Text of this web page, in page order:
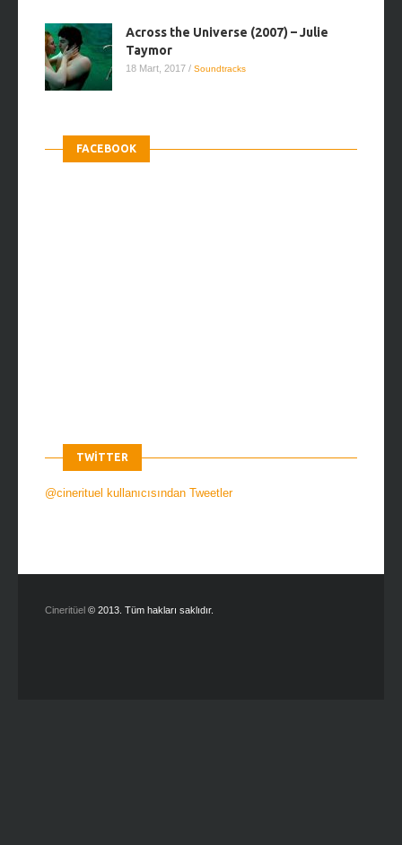
Across the Universe (2007) – Julie
Taymor
18 Mart, 2017 / Soundtracks
FACEBOOK
TWITTER
@cinerituel kullanıcısından Tweetler
Cineritüel © 2013. Tüm hakları saklıdır.